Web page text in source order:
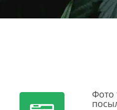
Фото